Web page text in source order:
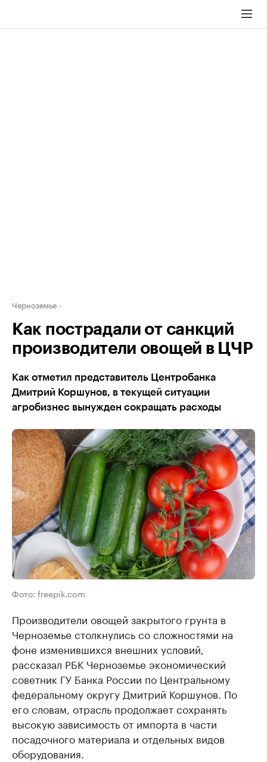
Черноземье
Как пострадали от санкций
производители овощей в ЦЧР
Как отметил представитель Центробанка
Дмитрий Коршунов, в текущей ситуации
агробизнес вынужден сокращать расходы
Фото: freepik.com
Производители овощей закрытого грунта в
Черноземье столкнулись со сложностями на
фоне изменившихся внешних условий,
рассказал РБК Черноземье экономический
советник ГУ Банка России по Центральному
федеральному округу Дмитрий Коршунов. По
его словам, отрасль продолжает сохранять
высокую зависимость от импорта в части
посадочного материала и отдельных видов
оборудования.